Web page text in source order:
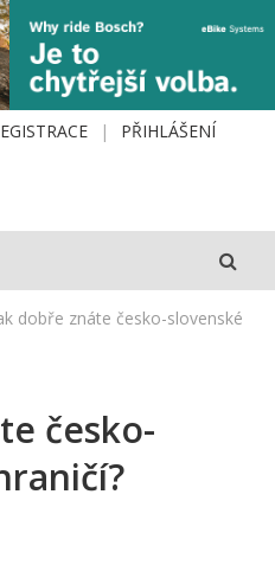
PŘIHLÁŠENÍ
dobře znáte česko-slovenské
česko-